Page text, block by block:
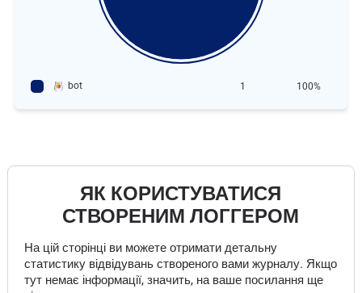
bot 1 100%
ЯК КОРИСТУВАТИСЯ
СТВОРЕНИМ ЛОГГЕРОМ
На цій сторінці ви можете отримати детальну
статистику відвідувань створеного вами журналу. Якщо
тут немає інформації, значить, на ваше посилання ще